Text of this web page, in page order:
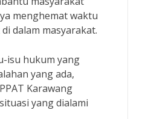
menghemat waktu
dalam masyarakat.
isu hukum yang
yang ada,
Karawang
yang dialami